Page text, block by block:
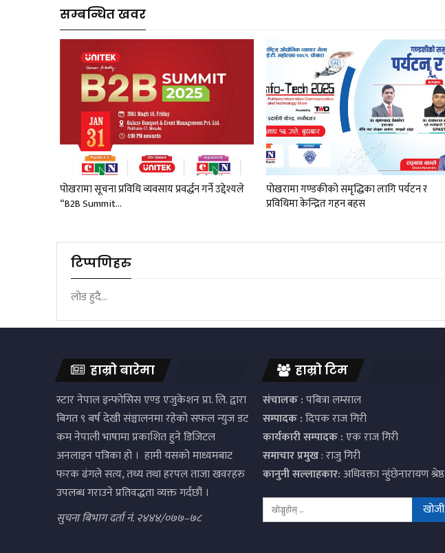
सम्बन्धित खवर
पोखरामा सूचना प्रविधि व्यवसाय प्रवर्द्धन गर्ने उद्देश्यले
“B2B Summit…
पोखरामा गण्डकीको समृद्धिका लागि पर्यटन र
प्रविधिमा केन्द्रित गहन बहस
टिप्पणिहरु
लोड हुदै...
हाम्रो बारेमा
स्टार नेपाल इन्फोसिस एण्ड एजुकेशन प्रा. लि. द्वारा
बिगत ९ बर्ष देखी संञ्चालनमा रहेको सफल न्युज डट
कम नेपाली भाषामा प्रकाशित हुने डिजिटल
अनलाइन पत्रिका हो । हामी यसको माध्यमबाट
फरक ढंगले सत्य, तथ्य तथा हरपल ताजा खवरहरु
उपलब्ध गराउने प्रतिवद्धता व्यक्त गर्दछौं ।
सुचना बिभाग दर्ता नं. २४४४/०७७–७८
हाम्रो टिम
संचालक :पबित्रा लम्साल
सम्पादक :दिपक राज गिरी
कार्यकारी सम्पादक :एक राज गिरी
समाचार प्रमुख: राजु गिरी
कानुनी सल्लाहकार:अधिवक्ता न्हुंछेनारायण श्रेष्ठ